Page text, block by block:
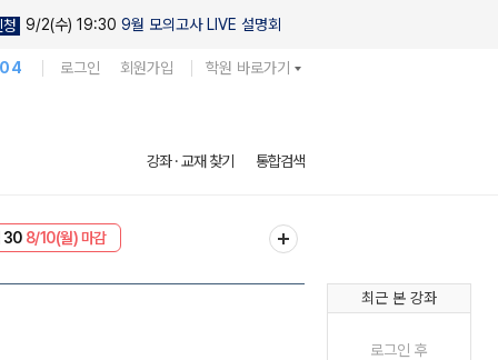
청 9/2(수) 19:30 9월 모의고사 LIVE 설명회
로그인 회원가입 학원 바로가기
강좌 · 교재 찾기 통합검색
8/10(월) 마감
최근 본 강좌
로그인 후